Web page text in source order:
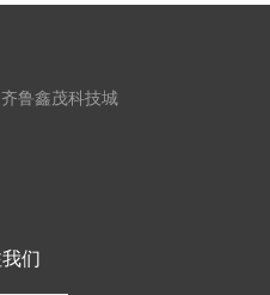
鲁鑫茂科技城
们